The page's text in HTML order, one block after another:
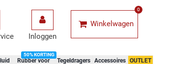
Inloggen
Winkelwagen
0
Rubber voor
50% KORTING
Tegeldragers
Accessoires
OUTLET